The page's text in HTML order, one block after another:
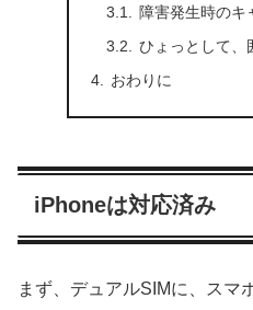
障害発生時のキ
ひょっとして、
おわりに
iPhoneは対応済み
まず、デュアルSIMに、スマ